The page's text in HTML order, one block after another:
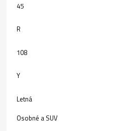
45
R
108
Y
Letná
Osobné a SUV